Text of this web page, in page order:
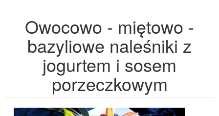
Owocowo - miętowo -
bazyliowe naleśniki z
jogurtem i sosem
porzeczkowym